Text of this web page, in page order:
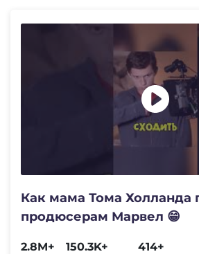
Как мама Тома Холланда
продюсерам Марвел 😁
2.8M+
150.3K+
414+